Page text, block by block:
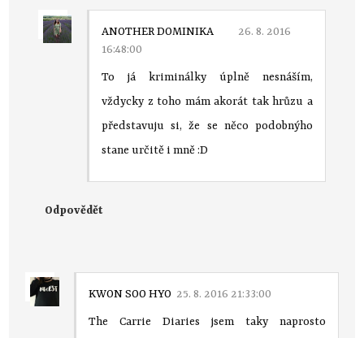
ANOTHER DOMINIKA
26. 8. 2016
16:48:00
To já kriminálky úplně nesnáším,
vždycky z toho mám akorát tak hrůzu a
představuju si, že se něco podobnýho
stane určitě i mně :D
Odpovědět
KWON SOO HYO 25. 8. 2016 21:33:00
The Carrie Diaries jsem taky naprosto